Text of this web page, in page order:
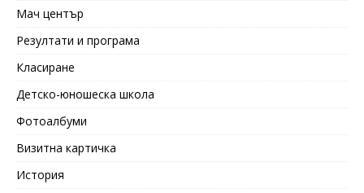
Мач център
Резултати и програма
Класиране
Детско-юношеска школа
Фотоалбуми
Визитна картичка
История